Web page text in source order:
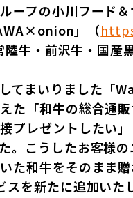
ープの小川フード
」（
牛・前沢牛・国産
てまいりました「
た「和牛の総合通販
プレゼントしたい
。こうしたお客様
た和牛をそのまま
を新たに追加いた